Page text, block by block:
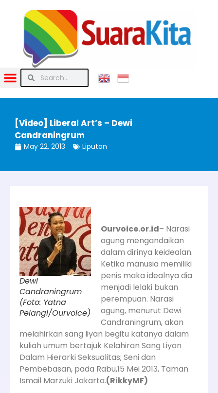
[Video] Liberal Art’s – Dewi
Candraningrum
May 22, 2013 Liputan
Dewi
Candraningrum
(Foto: Yatna
Pelangi/Ourvoice)
Ourvoice.or.id– Narasi
agung mengandaikan
dalam dirinya keidealan.
Ketika manusia memiliki
penis maka idealnya dia
menjadi lelaki bukan
perempuan. Narasi
agung, menurut Dewi
Candraningrum, akan
melahirkan sang liyan begitu katanya dalam
kuliah umum bertajuk Kelahiran Sang Liyan
Dalam Hierarki Seksualitas; Seni dan
Pembebasan, pada Rabu,15 Mei 2013, Taman
Ismail Marzuki Jakarta.(RikkyMF)